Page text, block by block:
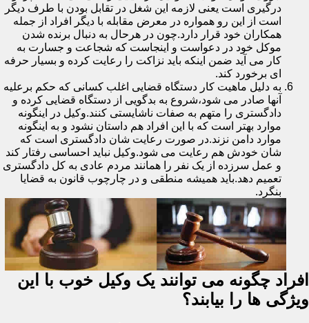
درگیری است یعنی لازمه این شغل در تقابل بودن با طرف دیگر
است از این رو همواره در معرض مقابله با دیگر افراد از جمله
همکاران خود قرار دارد.چون در هرحال به دنبال برنده شدن
موکل خود در دعواست و اینجاست که شجاعت و جسارت به
کار می آید ضمن اینکه باید نزاکت را رعایت کرده و بسیار حرفه
ای برخورد کند.
به دلیل ماهیت کار دستگاه قضایی اغلب کسانی که حکم برعلیه
آنها صادر می شود،شروع به بدگویی از دستگاه قضایی کرده و
دادگستری را متهم به صفات ناشایستی کنند.وکیل در اینگونه
موارد بهتر است که با این افراد هم داستان نشود و به اینگونه
موارد دامن نزند.در صورت رعایت شان دادگستری است که
شان خودش هم رعایت می شود.وکیل نباید احساسی رفتار کند
و عمل سرزده از یک نفر را همانند مردم عادی به کل دادگستری
تعمیم دهد.باید همیشه منطقی و در چارچوب قانون به قضایا
بنگرد.
افراد چگونه می توانند یک وکیل خوب با این
ویژگی ها را بیابند؟